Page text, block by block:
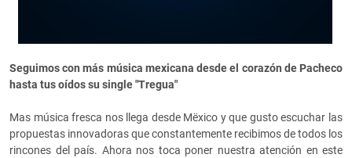
Seguimos con más música mexicana desde el corazón de Pacheco
hasta tus oídos su single "Tregua"
Mas música fresca nos llega desde Mëxico y que gusto escuchar las
propuestas innovadoras que constantemente recibimos de todos los
rincones del país. Ahora nos toca poner nuestra atención en este